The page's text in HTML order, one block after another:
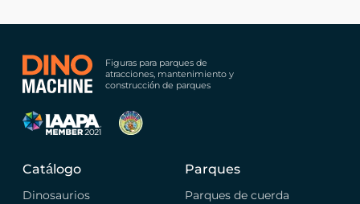
Figuras para parques de
atracciones, mantenimiento y
construcción de parques
Catálogo
Dinosaurios
Parques
Parques de cuerda